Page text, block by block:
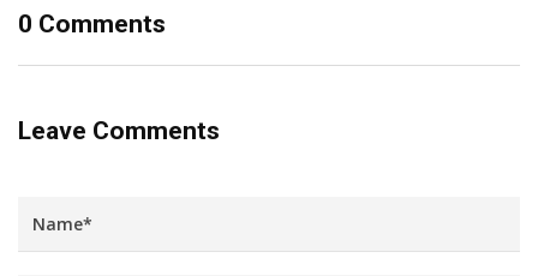
0 Comments
Leave Comments